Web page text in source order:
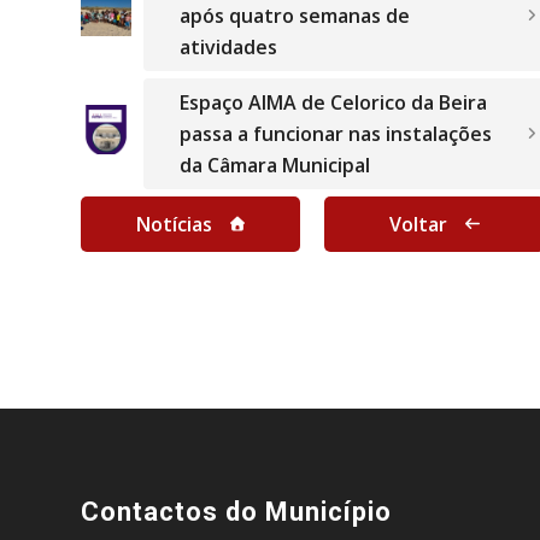
após quatro semanas de
atividades
Espaço AIMA de Celorico da Beira
passa a funcionar nas instalações
da Câmara Municipal
Notícias Voltar
Contactos do Município